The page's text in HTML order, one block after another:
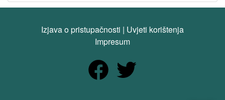
Izjava o pristupačnosti | Uvjeti korištenja
Impresum